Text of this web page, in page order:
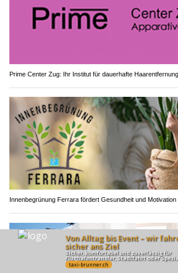
Prime Center Zug: Ihr Institut für dauerhafte
Innenbegrünung Ferrara fördert Gesundheit und Motivation